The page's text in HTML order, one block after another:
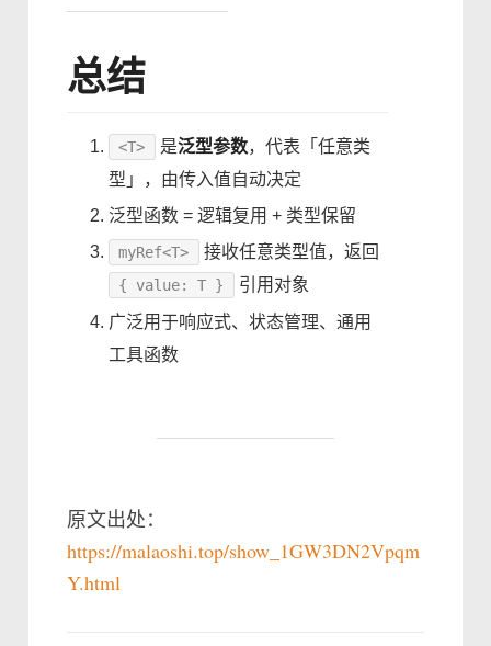
总结
<T> 是泛型参数，代表「任意类
型」，由传入值自动决定
泛型函数 = 逻辑复用 + 类型保留
myRef<T> 接收任意类型值，返回
{ value: T }
引用对象
广泛用于响应式、状态管理、通用
工具函数
原文出处：
https://malaoshi.top/show_1GW3DN2Vpqm
Y.html